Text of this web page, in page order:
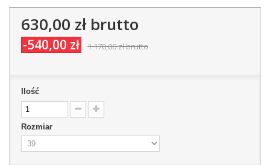
630,00 złbrutto
-540,00 zł 1 170,00 złbrutto
Ilość
Rozmiar